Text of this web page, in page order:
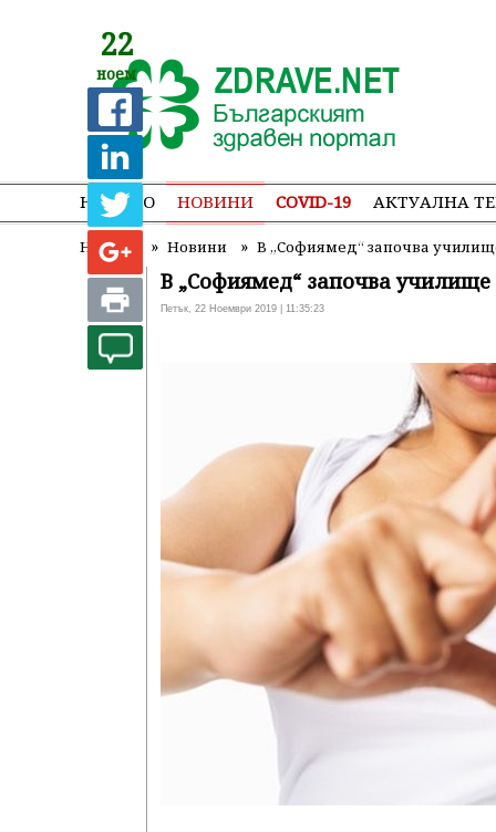
НАЧАЛО НОВИНИ COVID-19 АКТУАЛНА
Начало » Новини » В „Софиямед“ започва
22
ноем
В „Софиямед“ започва
Петък, 22 Ноември 2019 | 11:35:23